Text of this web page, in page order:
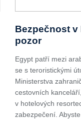
Bezpečnost v
pozor
Egypt patří mezi
se s teroristickými
Ministerstva
cestovních
v hotelových
zabezpečení.